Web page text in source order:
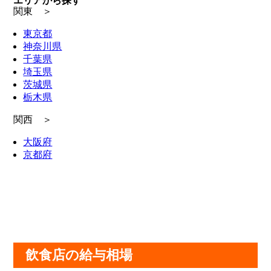
関東 ＞
東京都
神奈川県
千葉県
埼玉県
茨城県
栃木県
関西 ＞
大阪府
京都府
飲食店の給与相場